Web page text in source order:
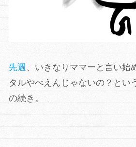
先週 、いきなりママーと言い始
タルやべえんじゃないの？とい
の続き。